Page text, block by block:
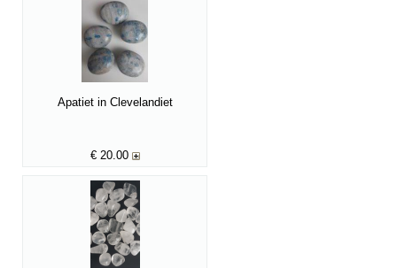
Apatiet in Clevelandiet
€ 20.00